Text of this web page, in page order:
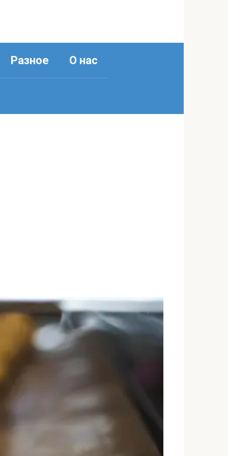
Разное О нас